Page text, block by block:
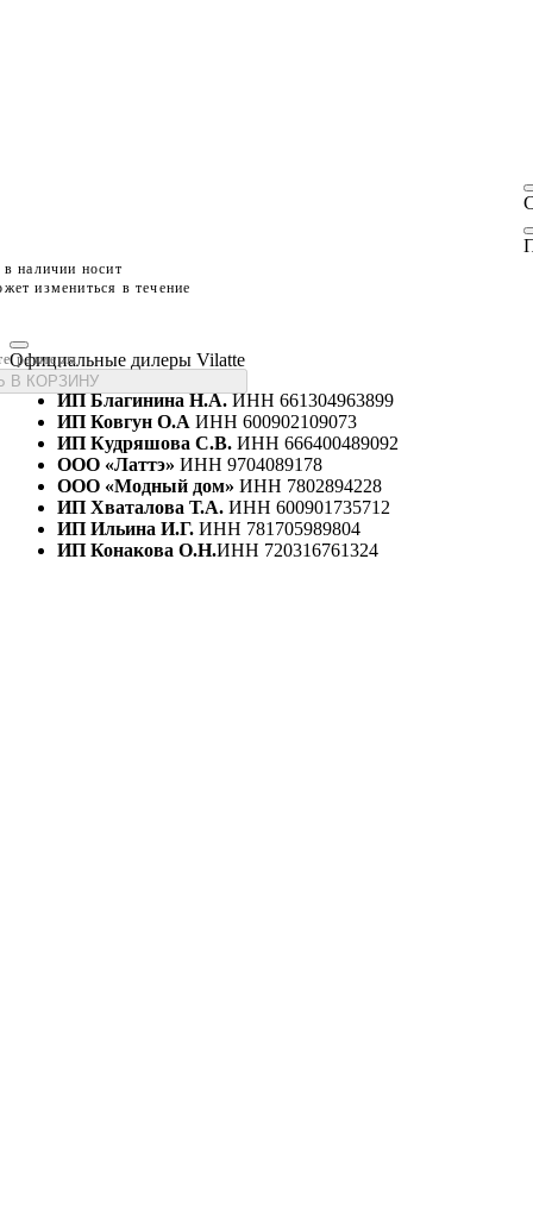
наличии носит
измениться в течение
размеры
В КОРЗИНУ
Официальные дилеры Vilatte
ИП Благинина Н.А.ИНН 661304963899
ИП Ковгун О.А ИНН 600902109073
ИП Кудряшова С.В. ИНН 666400489092
ООО «Латтэ» ИНН 9704089178
ООО «Модный дом» ИНН 7802894228
ИП Хваталова Т.А. ИНН 600901735712
ИП Ильина И.Г. ИНН 781705989804
ИП Конакова О.Н.ИНН 720316761324